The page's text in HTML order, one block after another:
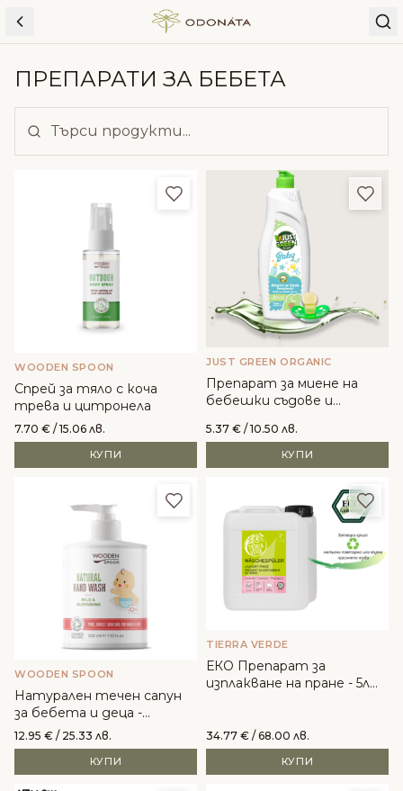
Skip to content
ПРЕПАРАТИ ЗА БЕБЕТА
Добави в любими
WOODEN SPOON
Спрей за тяло с коча
трева и цитронела
7.70 € / 15.06 лв.
КУПИ
JUST GREEN ORGANIC
Препарат за миене на
бебешки съдове и
Organic
5.37 € / 10.50 лв.
КУПИ
Добави в любими
WOODEN SPOON
Натурален течен сапун
за бебета и деца -
WoodenSpoon
12.95 € / 25.33 лв.
КУПИ
TIERRA VERDE
ЕКО Препарат за
изплакване на пране - 5л
34.77 € / 68.00 лв.
КУПИ